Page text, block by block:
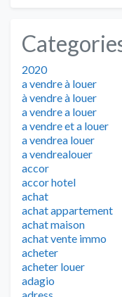
2020
a vendre à louer
à vendre à louer
a vendre a louer
a vendre et a louer
a vendrea louer
a vendrealouer
accor
accor hotel
achat
achat appartement
achat maison
achat vente immo
acheter
acheter louer
adagio